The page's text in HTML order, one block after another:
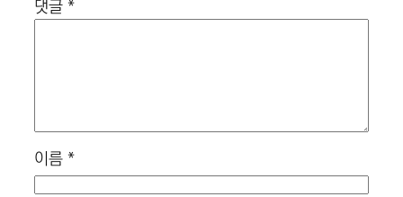
댓글 *
이름 *